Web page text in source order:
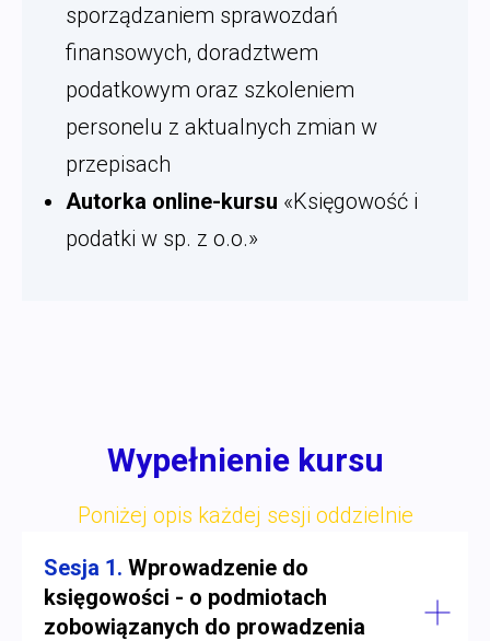
sporządzaniem sprawozdań
finansowych, doradztwem
podatkowym oraz szkoleniem
personelu z aktualnych zmian w
przepisach
Autorka online-kursu «Księgowość i
podatki w sp. z o.o.»
Wypełnienie kursu
Poniżej opis każdej sesji oddzielnie
Sesja 1. Wprowadzenie do
księgowości - o podmiotach
zobowiązanych do prowadzenia